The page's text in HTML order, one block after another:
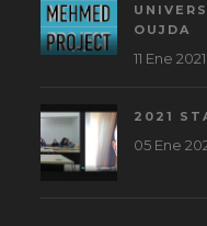
OUJDA
11 Ene 2021
2021
05 Ene